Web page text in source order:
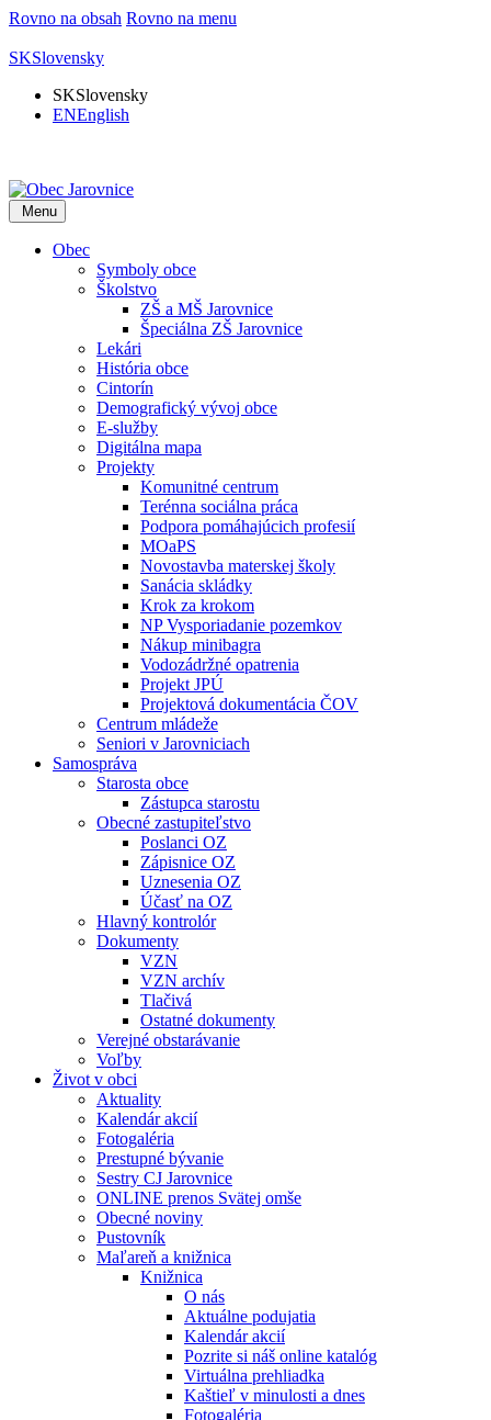
Rovno na obsah Rovno na menu
SKSlovensky
SKSlovensky
ENEnglish
Menu
Obec
Symboly obce
Školstvo
ZŠ a MŠ Jarovnice
Špeciálna ZŠ Jarovnice
Lekári
História obce
Cintorín
Demografický vývoj obce
E-služby
Digitálna mapa
Projekty
Komunitné centrum
Terénna sociálna práca
Podpora pomáhajúcich profesií
MOaPS
Novostavba materskej školy
Sanácia skládky
Krok za krokom
NP Vysporiadanie pozemkov
Nákup minibagra
Vodozádržné opatrenia
Projekt JPÚ
Projektová dokumentácia ČOV
Centrum mládeže
Seniori v Jarovniciach
Samospráva
Starosta obce
Zástupca starostu
Obecné zastupiteľstvo
Poslanci OZ
Zápisnice OZ
Uznesenia OZ
Účasť na OZ
Hlavný kontrolór
Dokumenty
VZN
VZN archív
Tlačivá
Ostatné dokumenty
Verejné obstarávanie
Voľby
Život v obci
Aktuality
Kalendár akcií
Fotogaléria
Prestupné bývanie
Sestry CJ Jarovnice
ONLINE prenos Svätej omše
Obecné noviny
Pustovník
Maľareň a knižnica
Knižnica
O nás
Aktuálne podujatia
Kalendár akcií
Pozrite si náš online katalóg
Virtuálna prehliadka
Kaštieľ v minulosti a dnes
Fotogaléria